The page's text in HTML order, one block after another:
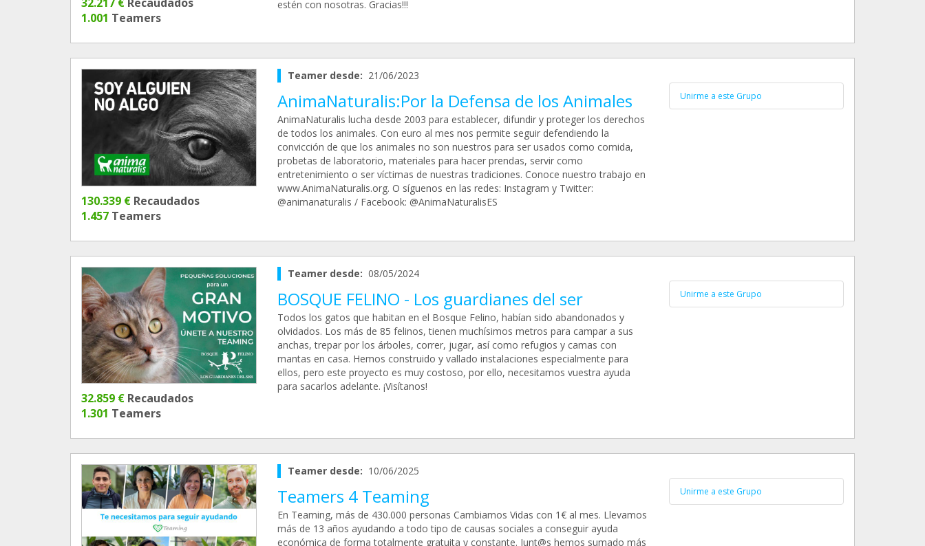
1.001 Teamers
estén con nosotras. Gracias!!!
130.339 € Recaudados
1.457 Teamers
Teamer desde: 21/06/2023
AnimaNaturalis:Por la Defensa de los Animales
AnimaNaturalis lucha desde 2003 para establecer, difundir y proteger los derechos
de todos los animales. Con euro al mes nos permite seguir defendiendo la
convicción de que los animales no son nuestros para ser usados como comida,
probetas de laboratorio, materiales para hacer prendas, servir como
entretenimiento o ser víctimas de nuestras tradiciones. Conoce nuestro trabajo en
www.AnimaNaturalis.org. O síguenos en las redes: Instagram y Twitter:
@animanaturalis / Facebook: @AnimaNaturalisES
Unirme a este Grupo
32.859 € Recaudados
1.301 Teamers
Teamer desde: 08/05/2024
BOSQUE FELINO - Los guardianes del ser
Todos los gatos que habitan en el Bosque Felino, habían sido abandonados y
olvidados. Los más de 85 felinos, tienen muchísimos metros para campar a sus
anchas, trepar por los árboles, correr, jugar, así como refugios y camas con
mantas en casa. Hemos construido y vallado instalaciones especialmente para
ellos, pero este proyecto es muy costoso, por ello, necesitamos vuestra ayuda
para sacarlos adelante. ¡Visítanos!
Unirme a este Grupo
Teamer desde: 10/06/2025
Teamers 4 Teaming
En Teaming, más de 430.000 personas Cambiamos Vidas con 1€ al mes. Llevamos
más de 13 años ayudando a todo tipo de causas sociales a conseguir ayuda
económica de forma totalmente gratuita y constante. Junt@s hemos sumado más
Unirme a este Grupo